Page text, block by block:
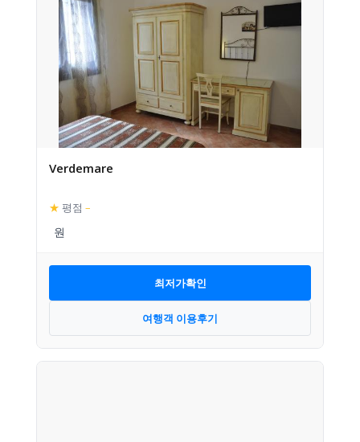
Verdemare
★ 평점 –
최저가확인
여행객 이용후기